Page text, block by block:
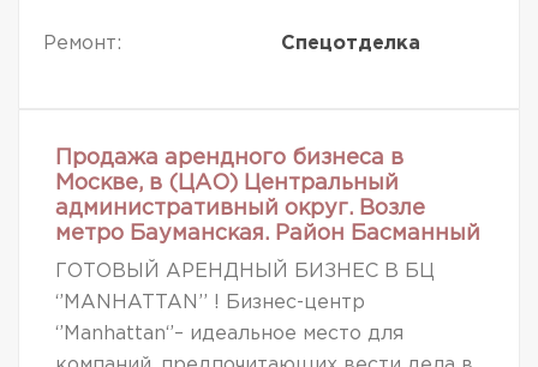
Ремонт: Спецотделка
Продажа арендного бизнеса в
Москве, в (ЦАО) Центральный
административный округ. Возле
метро Бауманская. Район Басманный
ГОТОВЫЙ АРЕНДНЫЙ БИЗНЕС В БЦ
‘’MANHATTAN’’ ! Бизнес-центр
‘’Manhattan‘’– идеальное место для